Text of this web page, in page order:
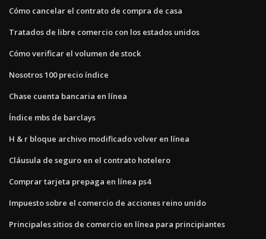
Cómo cancelar el contrato de compra de casa
Tratados de libre comercio con los estados unidos
Cómo verificar el volumen de stock
Nosotros 100 precio índice
Chase cuenta bancaria en línea
Índice mbs de barclays
H & r bloque archivo modificado volver en línea
Cláusula de seguro en el contrato hotelero
Comprar tarjeta prepaga en línea ps4
Impuesto sobre el comercio de acciones reino unido
Principales sitios de comercio en línea para principiantes